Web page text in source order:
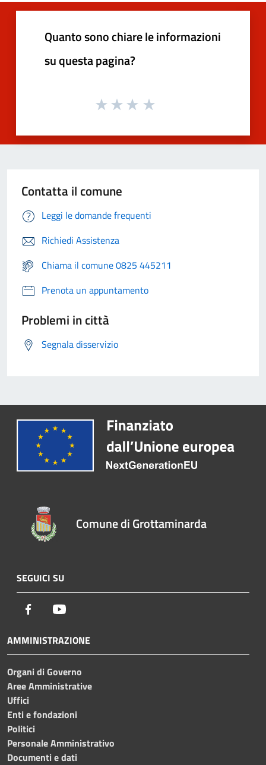
Quanto sono chiare le informazioni
su questa pagina?
Contatta il comune
Leggi le domande frequenti
Richiedi Assistenza
Chiama il comune 0825 445211
Prenota un appuntamento
Problemi in città
Segnala disservizio
Comune di Grottaminarda
SEGUICI SU
Facebook
AMMINISTRAZIONE
Organi di Governo
Aree Amministrative
Uffici
Enti e fondazioni
Politici
Personale Amministrativo
Documenti e dati